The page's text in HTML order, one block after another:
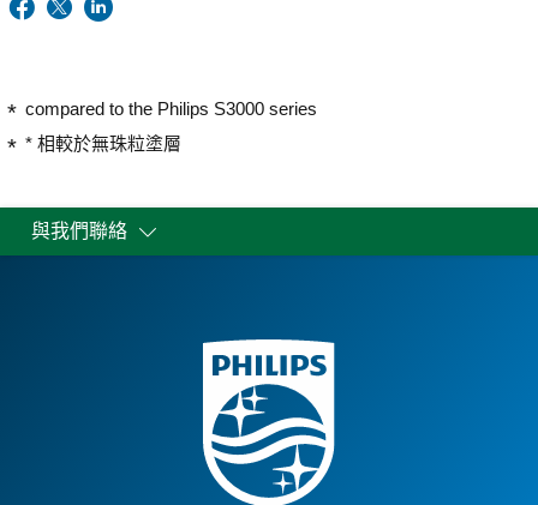
compared to the Philips S3000 series
* 相較於無珠粒塗層
與我們聯絡